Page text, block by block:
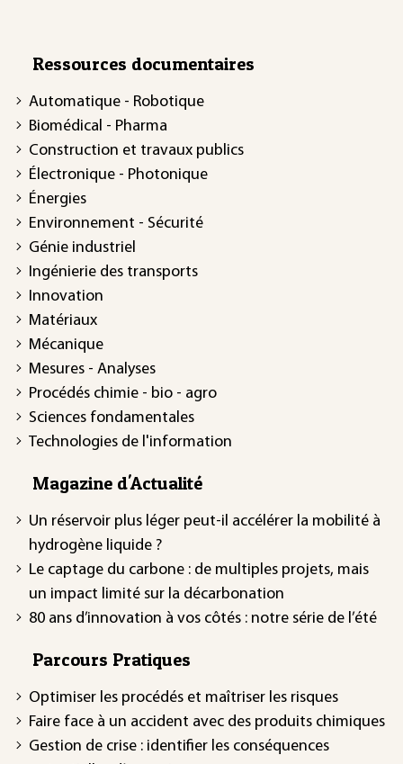
Ressources documentaires
Automatique - Robotique
Biomédical - Pharma
Construction et travaux publics
Électronique - Photonique
Énergies
Environnement - Sécurité
Génie industriel
Ingénierie des transports
Innovation
Matériaux
Mécanique
Mesures - Analyses
Procédés chimie - bio - agro
Sciences fondamentales
Technologies de l'information
Magazine d'Actualité
Un réservoir plus léger peut-il accélérer la mobilité à
hydrogène liquide ?
Le captage du carbone : de multiples projets, mais
un impact limité sur la décarbonation
80 ans d’innovation à vos côtés : notre série de l’été
Parcours Pratiques
Optimiser les procédés et maîtriser les risques
Faire face à un accident avec des produits chimiques
Gestion de crise : identifier les conséquences